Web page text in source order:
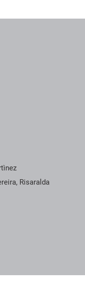
Risaralda